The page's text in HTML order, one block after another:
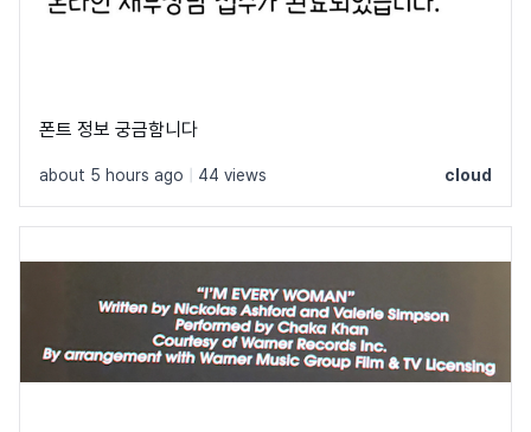
폰트 정보 궁금함니다
about 5 hours ago 44 views cloud